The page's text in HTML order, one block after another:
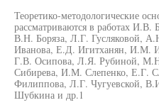
Теоретико-методологические
рассматриваются в работах
В.Н. Боряза, Л.Г. Гусляковой,
Иванова, Е.Д. Игитханян, И.М.
Г.В. Осипова, Л.Я. Рубиной,
Сибирева, И.М. Слепенко, Е.Г.
Филиппова, Л.Г. Чугуевской,
Шубкина и др.1